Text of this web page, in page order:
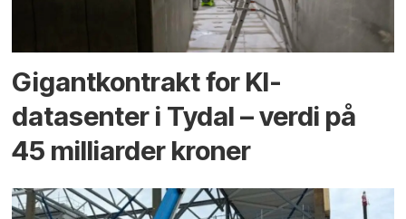
Gigantkontrakt for KI-
datasenter i Tydal – verdi på
45 milliarder kroner